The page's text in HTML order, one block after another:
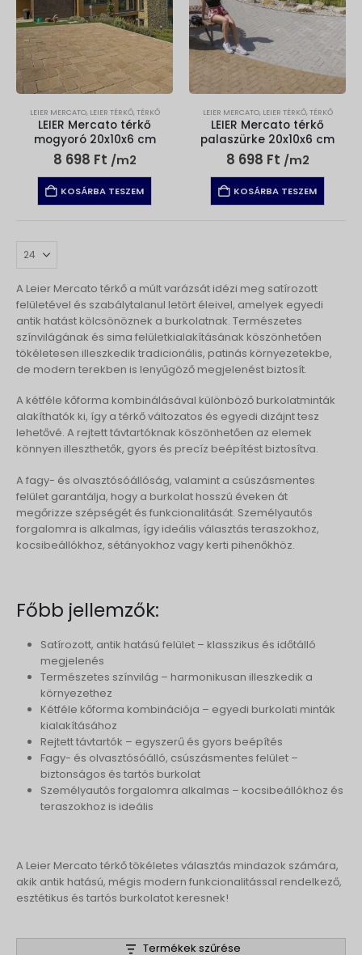
LEIER MERCATO, LEIER TÉRKŐ, TÉRKŐ
LEIER Mercato térkő
mogyoró 20x10x6 cm
8 698 Ft /m2
KOSÁRBA TESZEM
LEIER MERCATO, LEIER TÉRKŐ, TÉRKŐ
LEIER Mercato térkő
palaszürke 20x10x6 cm
8 698 Ft /m2
KOSÁRBA TESZEM
A Leier Mercato térkő a múlt varázsát idézi meg satírozott
felületével és szabálytalanul letört éleivel, amelyek egyedi
antik hatást kölcsönöznek a burkolatnak. Természetes
színvilágának és sima felületkialakításának köszönhetően
tökéletesen illeszkedik tradicionális, patinás környezetekbe,
de modern terekben is lenyűgöző megjelenést biztosít.
A kétféle kőforma kombinálásával különböző burkolatminták
alakíthatók ki, így a térkő változatos és egyedi dizájnt tesz
lehetővé. A rejtett távtartóknak köszönhetően az elemek
könnyen illeszthetők, gyors és precíz beépítést biztosítva.
A fagy- és olvasztósóállóság, valamint a csúszásmentes
felület garantálja, hogy a burkolat hosszú éveken át
megőrizze szépségét és funkcionalitását. Személyautós
forgalomra is alkalmas, így ideális választás teraszokhoz,
kocsibeállókhoz, sétányokhoz vagy kerti pihenőkhöz.
Főbb jellemzők:
Satírozott, antik hatású felület – klasszikus és időtálló
megjelenés
Természetes színvilág – harmonikusan illeszkedik a
környezethez
Kétféle kőforma kombinációja – egyedi burkolati minták
kialakításához
Rejtett távtartók – egyszerű és gyors beépítés
Fagy- és olvasztósóálló, csúszásmentes felület –
biztonságos és tartós burkolat
Személyautós forgalomra alkalmas – kocsibeállókhoz és
teraszokhoz is ideális
A Leier Mercato térkő tökéletes választás mindazok számára,
akik antik hatású, mégis modern funkcionalitással rendelkező,
esztétikus és tartós burkolatot keresnek!
Termékek szűrése